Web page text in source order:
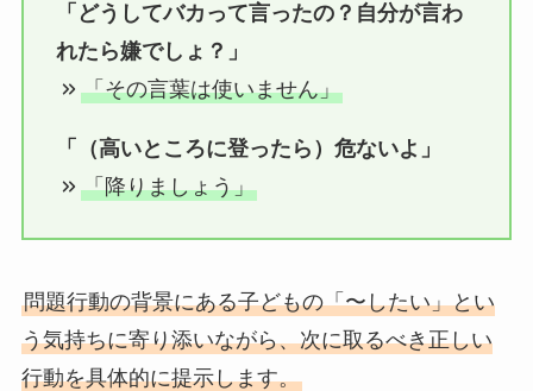
「どうしてバカって言ったの？自分が言わ
れたら嫌でしょ？」
「その言葉は使いません」
「（高いところに登ったら）危ないよ」
「降りましょう」
問題行動の背景にある子どもの「〜したい」とい
う気持ちに寄り添いながら、次に取るべき正しい
行動を具体的に提示します。